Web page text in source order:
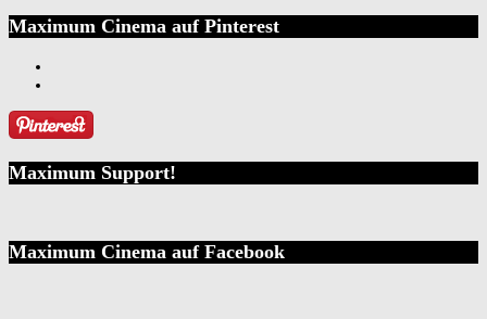
Maximum Cinema auf Pinterest
Maximum Support!
Maximum Cinema auf Facebook